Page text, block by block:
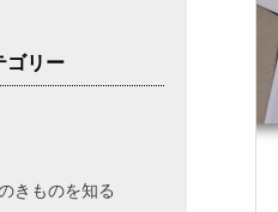
ゴリー
きものを知る